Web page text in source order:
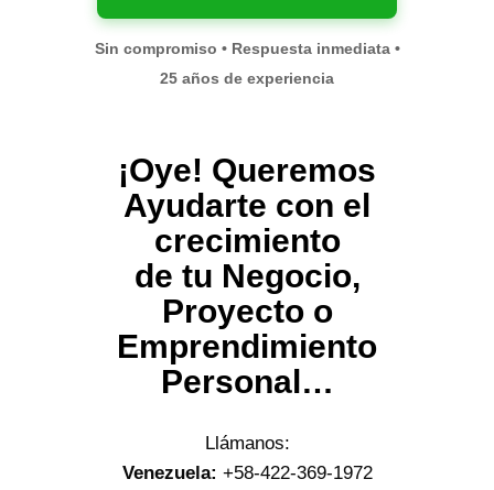
Sin compromiso • Respuesta inmediata •
25 años de experiencia
¡Oye! Queremos
Ayudarte con el
crecimiento
de tu Negocio,
Proyecto o
Emprendimiento
Personal…
Llámanos:
Venezuela: +58-422-369-1972